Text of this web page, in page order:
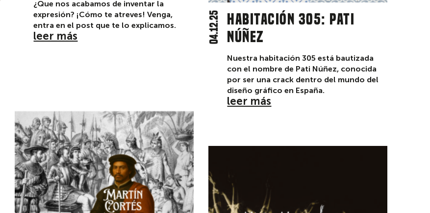
¿Que nos acabamos de inventar la
expresión? ¡Cómo te atreves! Venga,
entra en el post que te lo explicamos.
leer más
Habitación 305: Pati
Núñez
04.12.25
Nuestra habitación 305 está bautizada
con el nombre de Pati Núñez, conocida
por ser una crack dentro del mundo del
diseño gráfico en España.
leer más